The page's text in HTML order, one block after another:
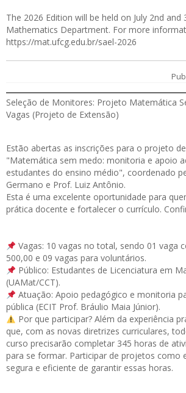
The 2026 Edition will be held on July 2nd and
Mathematics Department. For more
https://mat.ufcg.edu.br/sael-2026
Seleção de Monitores: Projeto Matemática
Vagas (Projeto de Extensão)
Estão abertas as inscrições para o projeto
"Matemática sem medo: monitoria e apoio
estudantes do ensino médio", coordenado
Germano e Prof. Luiz Antônio.
Esta é uma excelente oportunidade para
prática docente e fortalecer o currículo.
Vagas: 10 vagas no total, sendo 01 vaga
500,00 e 09 vagas para voluntários.
Público: Estudantes de Licenciatura em
(UAMat/CCT).
Atuação: Apoio pedagógico e monitoria
pública (ECIT Prof. Bráulio Maia Júnior).
Por que participar? Além da experiência
que, com as novas diretrizes curriculares,
curso precisarão completar 345 horas de
para se formar. Participar de projetos como
segura e eficiente de garantir essas horas.